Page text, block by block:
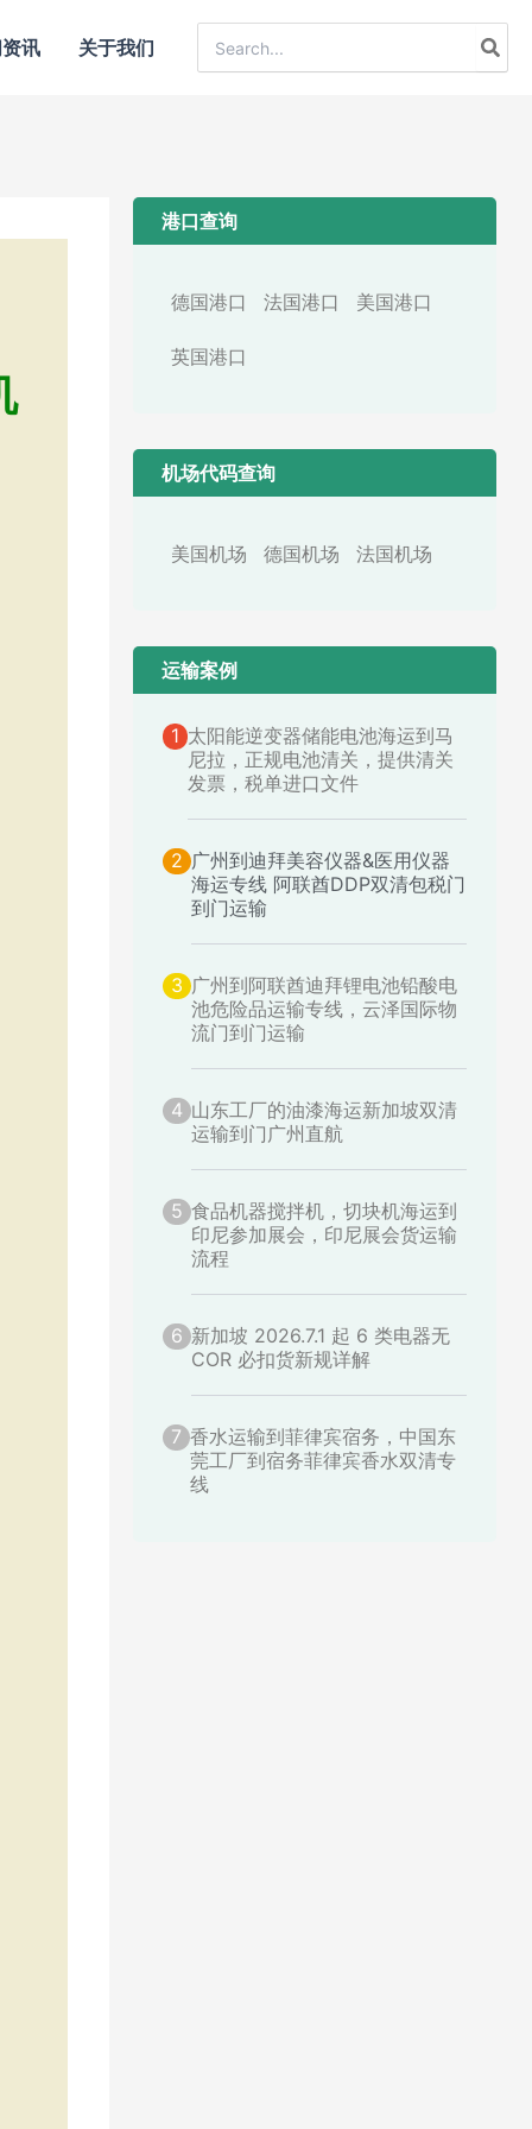
讯 关于我们
for:
港口查询
德国港口 法国港口 美国港口
英国港口
机场代码查询
美国机场 德国机场 法国机场
运输案例​
1 太阳能逆变器储能电池海运到马
尼拉，正规电池清关，提供清关
发票，税单进口文件
2 广州到迪拜美容仪器&医用仪器
海运专线 阿联酋DDP双清包税门
到门运输
3 广州到阿联酋迪拜锂电池铅酸电
池危险品运输专线，云泽国际物
流门到门运输
4 山东工厂的油漆海运新加坡双清
运输到门广州直航
5 食品机器搅拌机，切块机海运到
印尼参加展会，印尼展会货运输
流程
6 新加坡 2026.7.1 起 6 类电器无
COR 必扣货新规详解
7 香水运输到菲律宾宿务，中国东
莞工厂到宿务菲律宾香水双清专
线